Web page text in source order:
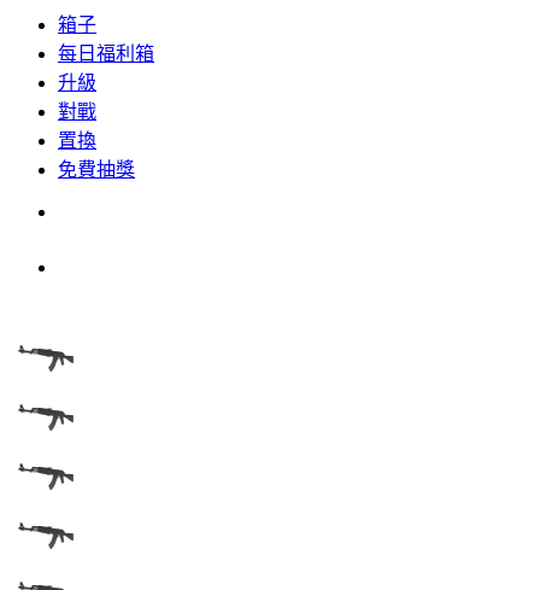
箱子
每日福利箱
升級
對戰
置換
免費抽獎